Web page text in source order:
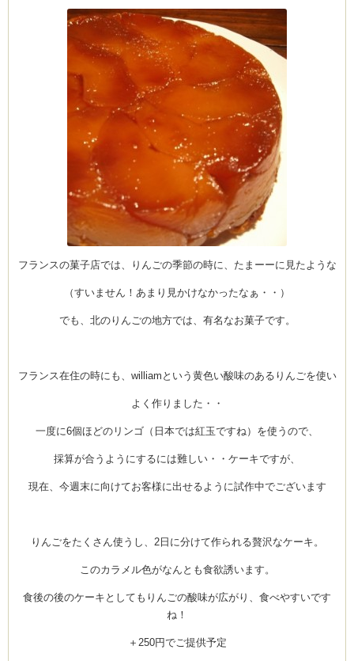
お
知
フランスの菓子店では、りんごの季節の時に、たまーーに見たような
（すいません！あまり見かけなかったなぁ・・）
でも、北のりんごの地方では、有名なお菓子です。
フランス在住の時にも、williamという黄色い酸味のあるりんごを使い
よく作りました・・
一度に6個ほどのリンゴ（日本では紅玉ですね）を使うので、
採算が合うようにするには難しい・・ケーキですが、
現在、今週末に向けてお客様に出せるように試作中でございます
りんごをたくさん使うし、2日に分けて作られる贅沢なケーキ。
このカラメル色がなんとも食欲誘います。
食後の後のケーキとしてもりんごの酸味が広がり、食べやすいです
ね！
＋250円でご提供予定